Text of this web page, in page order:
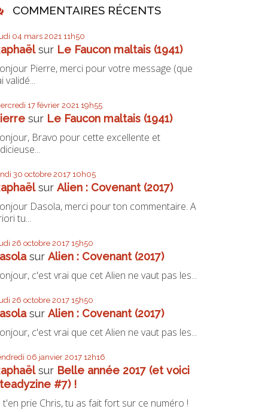
COMMENTAIRES RÉCENTS
04 mars 2021 11h50
sur Le Faucon maltais (1941)
Pierre, merci pour votre message (que
validé...
17 février 2021 19h55
sur Le Faucon maltais (1941)
Bravo pour cette excellente et
30 octobre 2017 10h05
surAlien : Covenant (2017)
Dasola, merci pour ton commentaire. A
tu...
26 octobre 2017 15h50
surAlien : Covenant (2017)
c'est vrai que cet Alien ne vaut pas les...
26 octobre 2017 15h50
surAlien : Covenant (2017)
c'est vrai que cet Alien ne vaut pas les...
06 janvier 2017 12h16
sur Belle année 2017 (et voici
#7) !
t'en prie Chris, tu as fait fort sur ce numéro !